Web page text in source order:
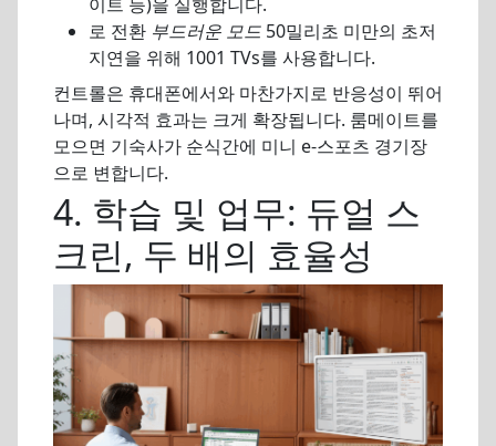
로 전환 부드러운 모드 50밀리초 미만의 초저
지연을 위해 1001 TVs를 사용합니다.
컨트롤은 휴대폰에서와 마찬가지로 반응성이 뛰어
나며, 시각적 효과는 크게 확장됩니다. 룸메이트를
모으면 기숙사가 순식간에 미니 e-스포츠 경기장
으로 변합니다.
4. 학습 및 업무: 듀얼 스
크린, 두 배의 효율성